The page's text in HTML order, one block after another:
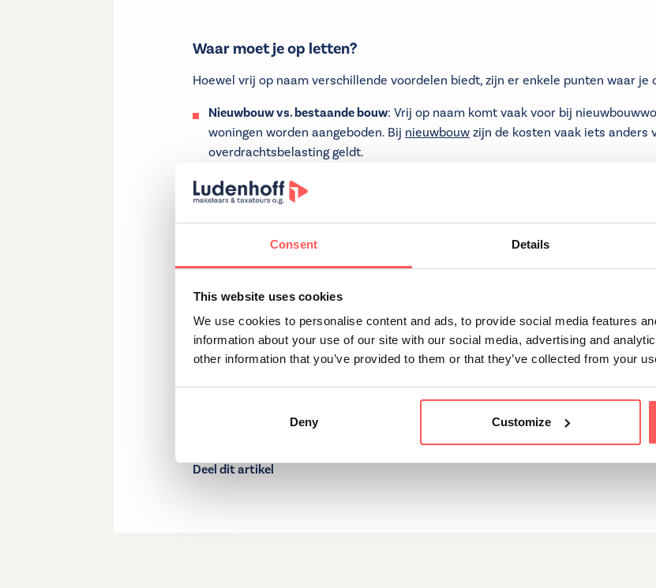
Consent Details
This website uses cookies
We use cookies to personalise content and ads, to provide social media features
information about your use of our site with our social media, advertising and
other information that you’ve provided to them or that they’ve collected from your
Deny Customize
Waar moet je op letten?
Hoewel vrij op naam verschillende voordelen biedt, zijn er enkele punten waar je
Nieuwbouw vs. bestaande bouw: Vrij op naam komt vaak voor bij
woningen worden aangeboden. Bij nieuwbouw zijn de kosten vaak iets anders
overdrachtsbelasting geldt.
beïnvloeden. Omdat de verkoper deze kosten draagt, kan de ruimte om te
vrij op naam-prijs. Soms kunnen er toch nog extra kosten zijn die niet onder
of aanvullende notariskosten voor bijvoorbeeld de hypotheekakte.
'Vrij op naam' is een aantrekkelijke optie voor kopers omdat het zorgt voor
over de totale aankoopprijs. Bij een woning die vrij op naam wordt aangeboden,
notariskosten voor de eigendomsoverdracht en Kadasterkosten inbegrepen in
gemakkelijker om je budget te plannen en kan de drempel verlagen om een huis
contactmet ons op voor meer informatie!
Deel dit artikel